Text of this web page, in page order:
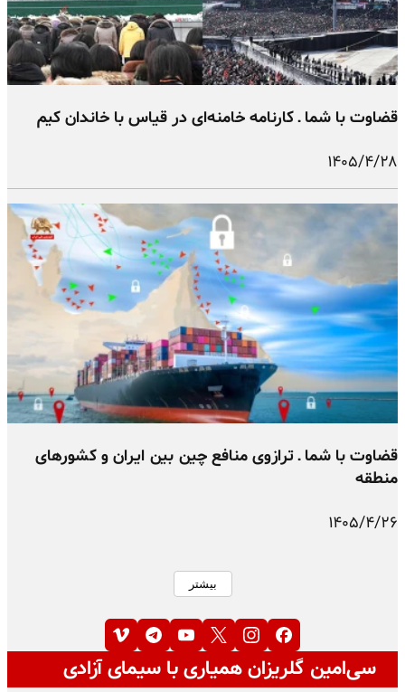
قضاوت با شما ـ کارنامه خامنه‌ای در قیاس با خاندان کیم
۱۴۰۵/۴/۲۸
قضاوت با شما ـ ترازوی منافع چین بین ایران و کشورهای
منطقه
۱۴۰۵/۴/۲۶
بیشتر
سی‌امین گلریزان همیاری با سیمای آزادی